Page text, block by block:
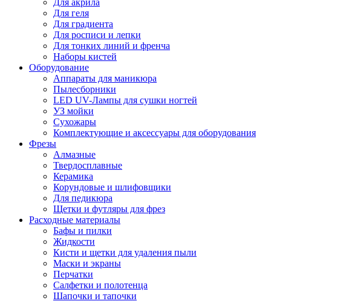
Для акрила
Для геля
Для градиента
Для росписи и лепки
Для тонких линий и френча
Наборы кистей
Оборудование
Аппараты для маникюра
Пылесборники
LED UV-Лампы для сушки ногтей
УЗ мойки
Сухожары
Комплектующие и аксессуары для оборудования
Фрезы
Алмазные
Твердосплавные
Керамика
Корундовые и шлифовщики
Для педикюра
Щетки и футляры для фрез
Расходные материалы
Бафы и пилки
Жидкости
Кисти и щетки для удаления пыли
Маски и экраны
Перчатки
Салфетки и полотенца
Шапочки и тапочки